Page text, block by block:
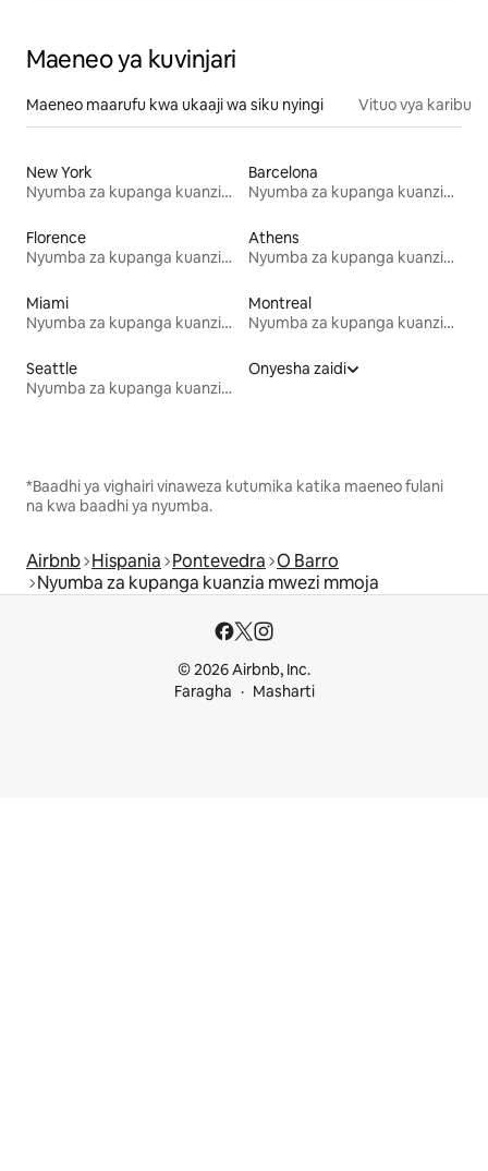
Maeneo ya kuvinjari
Maeneo maarufu kwa ukaaji wa siku nyingi Vituo vya karibu
New York
Nyumba za kupanga kuanzia mwezi mmoja
Barcelona
Nyumba za kupanga kuanzia mwezi mmoja
Florence
Nyumba za kupanga kuanzia mwezi mmoja
Athens
Nyumba za kupanga kuanzia mwezi mmoja
Miami
Nyumba za kupanga kuanzia mwezi mmoja
Montreal
Nyumba za kupanga kuanzia mwezi mmoja
Seattle
Nyumba za kupanga kuanzia mwezi mmoja
Onyesha zaidi
*Baadhi ya vighairi vinaweza kutumika katika maeneo fulani
na kwa baadhi ya nyumba.
Airbnb Hispania Pontevedra O Barro
Nyumba za kupanga kuanzia mwezi mmoja
© 2026 Airbnb, Inc.
Faragha
Masharti